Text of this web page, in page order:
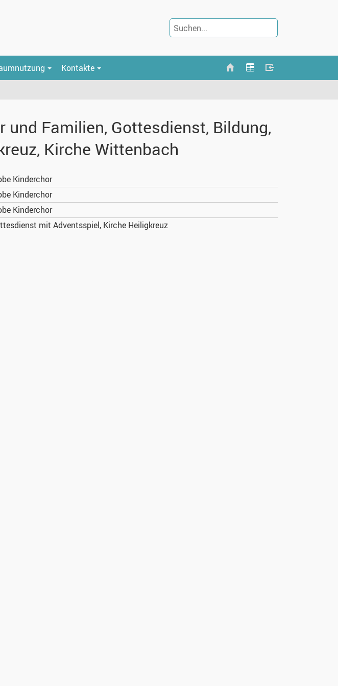
Kontakte
und Familien, Gottesdienst, Bildung,
Kirche Wittenbach
Kinderchor
Kinderchor
Kinderchor
mit Adventsspiel, Kirche Heiligkreuz